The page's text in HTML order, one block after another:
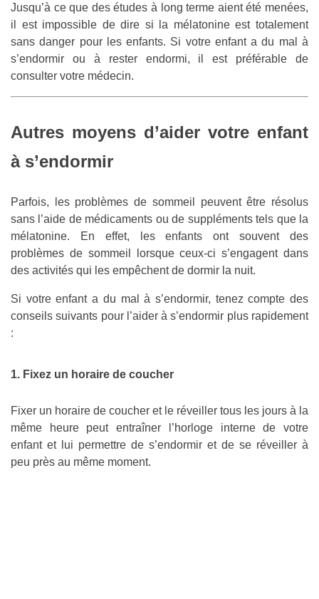
Jusqu’à ce que des études à long terme aient été menées,
il est impossible de dire si la mélatonine est totalement
sans danger pour les enfants. Si votre enfant a du mal à
s’endormir ou à rester endormi, il est préférable de
consulter votre médecin.
Autres moyens d’aider votre enfant
à s’endormir
Parfois, les problèmes de sommeil peuvent être résolus
sans l’aide de médicaments ou de suppléments tels que la
mélatonine. En effet, les enfants ont souvent des
problèmes de sommeil lorsque ceux-ci s’engagent dans
des activités qui les empêchent de dormir la nuit.
Si votre enfant a du mal à s’endormir, tenez compte des
conseils suivants pour l’aider à s’endormir plus rapidement
:
1. Fixez un horaire de coucher
Fixer un horaire de coucher et le réveiller tous les jours à la
même heure peut entraîner l’horloge interne de votre
enfant et lui permettre de s’endormir et de se réveiller à
peu près au même moment.